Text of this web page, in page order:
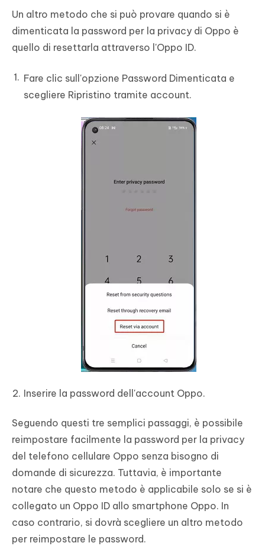
Un altro metodo che si può provare quando si è
dimenticata la password per la privacy di Oppo è
quello di resettarla attraverso l'Oppo ID.
Fare clic sull'opzione Password Dimenticata e
scegliere Ripristino tramite account.
Inserire la password dell'account Oppo.
Seguendo questi tre semplici passaggi, è possibile
reimpostare facilmente la password per la privacy
del telefono cellulare Oppo senza bisogno di
domande di sicurezza. Tuttavia, è importante
notare che questo metodo è applicabile solo se si è
collegato un Oppo ID allo smartphone Oppo. In
caso contrario, si dovrà scegliere un altro metodo
per reimpostare le password.